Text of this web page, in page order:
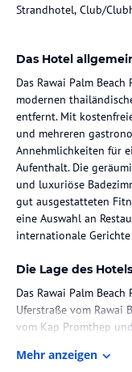
Strandhotel, Club/
Das Hotel
Das Rawai Palm
modernen
entfernt. Mit
und mehreren
Annehmlichkeiten für
Aufenthalt. Die
und luxuriöse
gut ausgestatteten
eine Auswahl an
internationale
Die Lage des Hotels
Das Rawai Palm
Uferstraße vom Rawai
vom Kap Promthep
Auto erreichbar. Das
Mehr anzeigen